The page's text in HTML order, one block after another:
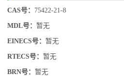
CAS号： 75422-21-8
MDL号： 暂无
EINECS号： 暂无
RTECS号： 暂无
BRN号： 暂无